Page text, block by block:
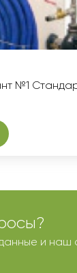
№1
и наш